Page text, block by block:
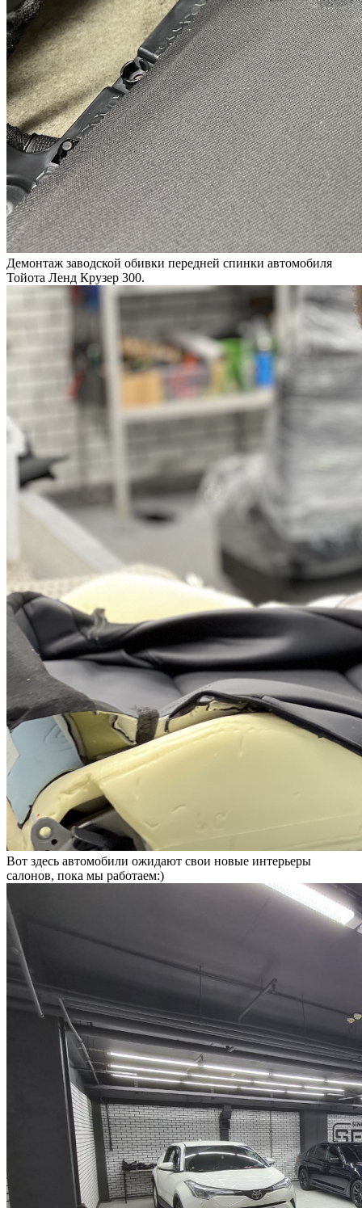
Демонтаж заводской обивки передней спинки автомобиля
Тойота Ленд Крузер 300.
Вот здесь автомобили ожидают свои новые интерьеры
салонов, пока мы работаем:)